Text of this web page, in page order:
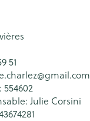
51
gmail.com
554602
Julie Corsini